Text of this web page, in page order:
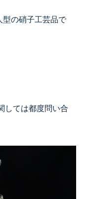
型の硝子工芸品で
ては都度問い合